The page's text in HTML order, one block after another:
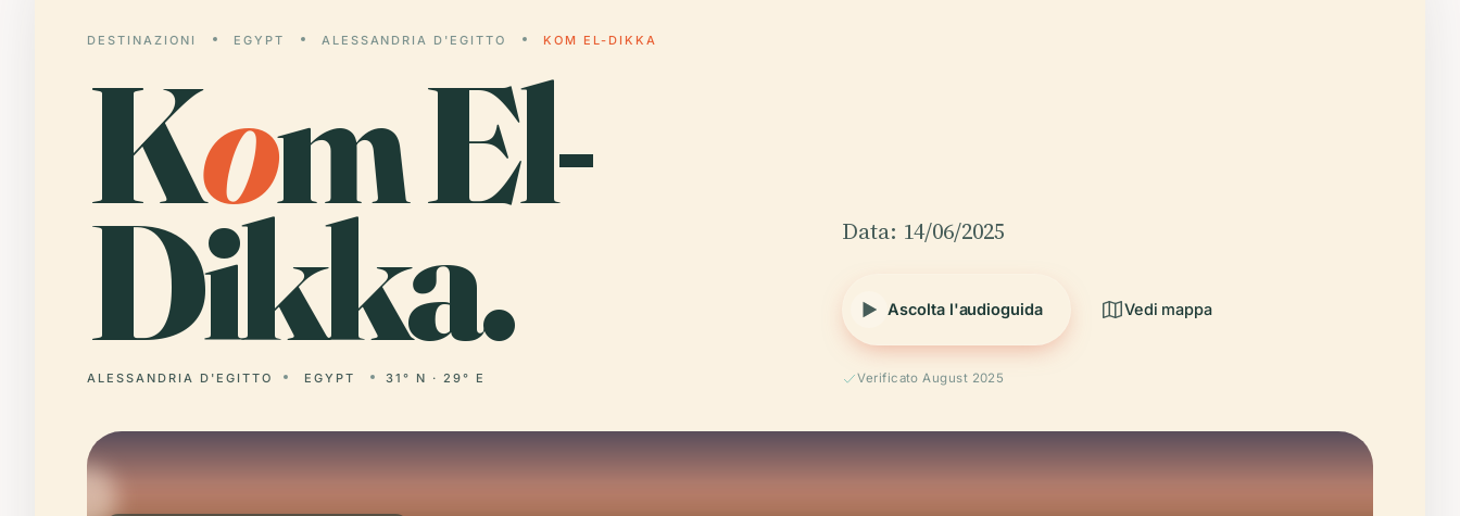
DESTINAZIONI EGYPT ALESSANDRIA D'EGITTO KOM EL-DIKKA
Kom El-
Dikka.
ALESSANDRIA D'EGITTO EGYPT 31° N · 29° E
Data: 14/06/2025
Ascolta l'audioguida Vedi mappa
Verificato August 2025